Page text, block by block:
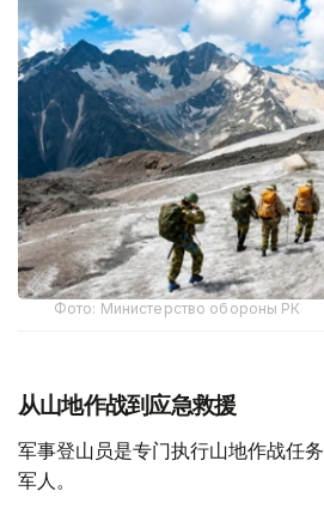
Фото: Министерство обороны РК
从山地作战到应急救援
军事登山员是专门执行山地作战任
军人。